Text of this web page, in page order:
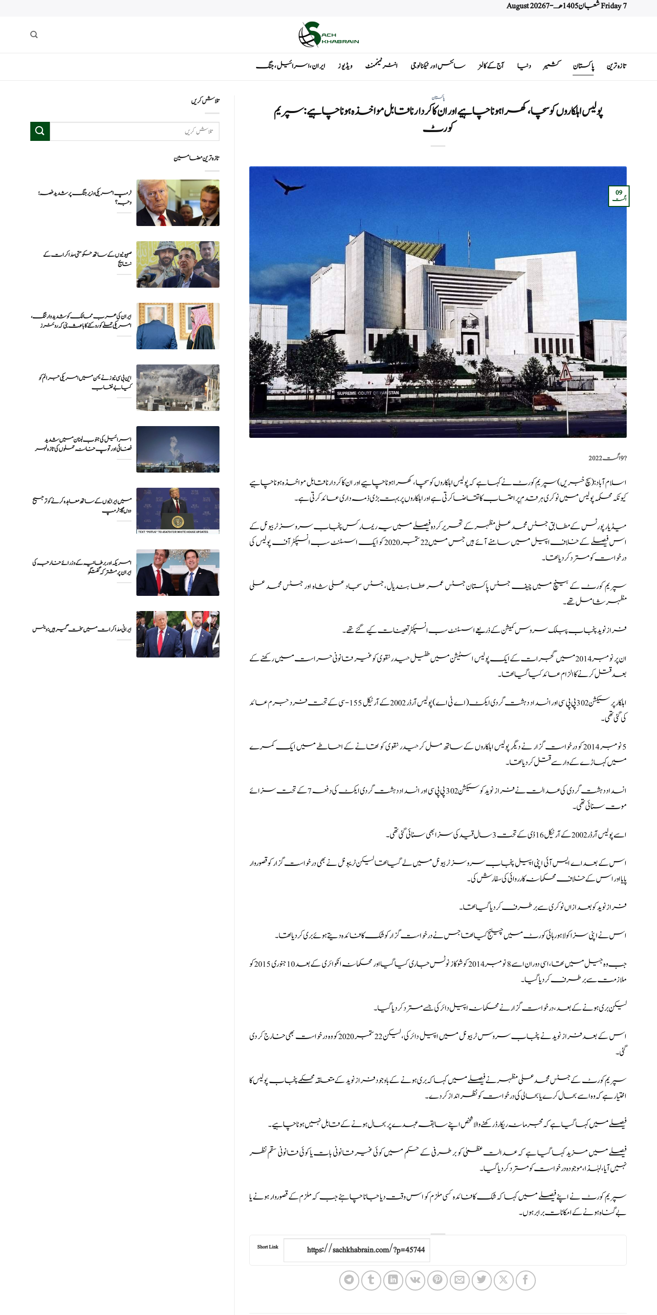
Friday 7 شعبان 1405 هـ - 7 August 2026
تازہ ترین پاکستان کشمیر دنیا آج کے کالمز سائنس اور ٹیکنالوجی انٹرٹینمنٹ ویڈیوز ایران ، اسرائیل ، جنگ
پاکستان
پولیس اہلکاروں کو سچا، کھرا ہونا چاہیے اور ان کا کردار نا قابل مواخذہ ہونا چاہیے:سپریم
کورٹ
09
اگست
?️9 اگست 2022
اسلام آباد: (سچ خبریں)سپریم کورٹ نے کہا ہے کہ پولیس اہلکاروں کو سچا، کھرا ہونا چاہیے اور ان کا کردار نا قابل مواخذہ ہونا چاہیے
کیونکہ محکمہ پولیس میں نوکری ہر قدم پر احتساب کا تقاضا کرتی ہے اور اہلکاروں پر بہت بڑی ذمہ داری عائد کرتی ہے۔
میڈیا رپورٹس کے مطابق جسٹس محمد علی مظہرکے تحریر کردہ فیصلے میں یہ ریمارکس پنجاب سروسز ٹربیونل کے
اس فیصلے کے خلاف اپیل میں سامنے آئے ہیں جس میں 22 ستمبر 2020 کو ایک اسسٹنٹ سب انسپکٹر آف پولیس کی
درخواست کو مسترد کر دیا تھا۔
سپریم کورٹ کے بینچ میں چیف جسٹس پاکستان جسٹس عمر عطا بندیال، جسٹس سجاد علی شاہ اور جسٹس محمد علی
مظہر شامل تھے۔
فراز نوید پنجاب پبلک سروس کمیشن کے ذریعے اسسٹنٹ سب انسپکٹر تعینات کیے گئے تھے۔
ان پر نومبر 2014 میں گجرات کے ایک پولیس اسٹیشن میں طفیل حیدر نقوی کو غیر قانونی حراست میں رکھنے کے
بعد قتل کرنے کا الزام عائد کیا گیا تھا۔
اہلکار پر سیکشن 302 پی پی سی اور انسداد دہشت گردی ایکٹ (اے ٹی اے) پولیس آرڈر 2002 کے آرٹیکل 155-سی کے تحت فرد جرم عائد
کی گئی تھی۔
5 نومبر 2014 کو درخواست گزار نے دیگر پولیس اہلکاروں کے ساتھ مل کر حیدر نقوی کو تھانے کے احاطے میں ایک کمرے
میں کہاڑے کے وار سے قتل کر دیا تھا۔
انسداد دہشت گردی کی عدالت نے فراز نوید کو سیکشن 302 پی پی سی اور انسداد دہشت گردی ایکٹ کی دفعہ 7 کے تحت سزائے
موت سنائی تھی۔
اسے پولیس آرڈر 2002 کے آرٹیکل 16 ڈی کے تحت 3 سال قید کی سزا بھی سنائی گئی تھی۔
اس کے بعد اے ایس آئی اپنی اپیل پنجاب سروسز ٹربیونل میں لے گیا تھا لیکن ٹریبونل نے بھی درخواست گزار کو قصوروار
پایا اور اس کے خلاف محکمانہ کارروائی کی سفارش کی۔
فراز نوید کو بعد ازاں نوکری سے برطرف کر دیا گیا تھا۔
اس نے اپنی سزا کو لاہور ہائی کورٹ میں چیلنج کیا تھا جس نے درخواست گزار کو شک کا فائدہ دیتے ہوئے بری کر دیا تھا۔
جب وہ جیل میں تھا، اسی دوران اسے 8 نومبر 2014 کو شوکاز نوٹس جاری کیا گیا اور محکمانہ انکوائری کے بعد 10 جنوری 2015 کو
ملازمت سے برطرف کر دیا گیا۔
لیکن بری ہونے کے بعد،درخواست گزار نے محکمانہ اپیل دائر کی جسے مسترد کر دیا گیا۔
اس کے بعد فراز نوید نے پنجاب سروس ٹربیونل میں اپیل دائر کی، لیکن 22 ستمبر 2020 کو وہ درخواست بھی خارج کر دی
گئی۔
سپریم کورٹ کے جسٹس محمد علی مظہر نے فیصلے میں کہا کہ بری ہونے کے باوجود فراز نوید کے متعلقہ محکمے پنجاب پولیس کا
اختیار ہے کہ وہ اسے بحال کرے یا بحالی کی درخواست کو نظر انداز کردے۔
فیصلے میں کہا گیا ہے کہ مجرمانہ ریکارڈ رکھنے والا شخص اپنے سابقہ عہدے پر بحال ہونے کے قابل نہیں ہونا چاہیے۔
فیصلے میں مزید کہا گیا ہے کہ عدالت عظمیٰ کو برطرفی کے حکم میں کوئی غیر قانونی بات یا کوئی قانونی سقم نظر
نہیں آیا، لہٰذا، موجودہ درخواست کو مسترد کر دیا گیا۔
سپریم کورٹ نے اپنے فیصلے میں کہا کہ شک کا فائدہ کسی ملزم کو اس وقت دیا جانا چاہئے جب کہ ملزم کے قصوروار ہونے یا
بے گناہ ہونے کے امکانات برابر ہوں۔
Short Link
تلاش کریں
تازہ ترین مضامین
ٹرمپ امریکی وزیر جنگ پر شدید غصہ؛
وجہ ؟
صہیونیوں کے ساتھ حکومتی مذاکرات کے
نتایج
ایران کی عرب ممالک کو شدید وارننگ،
امریکی حملے کو روکنے کا باعث بنی کہ روئٹرز
این بی سی نیوز نے یمن میں امریکی جرائم کو
اسرائیل کی جنوب لبنان میں شدید
فضائی اور توپ خانہ حملوں کی تازہ لہر
میں ایرانیوں کے ساتھ معاہدہ کرنے کو ترجیح
دوں گا : ٹرمپ
امریکہ اور برطانیہ کے وزرائے خارجہ کی
ایران پر مشترکہ گفتگو
ایرانی مذاکرات میں سخت گیر ہیں: وینس